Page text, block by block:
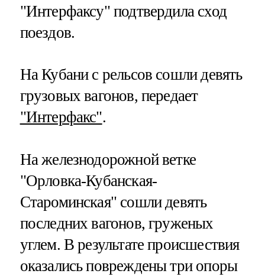
"Интерфаксу" подтвердила сход
поездов.
На Кубани с рельсов сошли девять
грузовых вагонов, передает
"Интерфакс".
На железнодорожной ветке
"Орловка-Кубанская-
Староминская" сошли девять
последних вагонов, груженых
углем. В результате происшествия
оказались повреждены три опоры